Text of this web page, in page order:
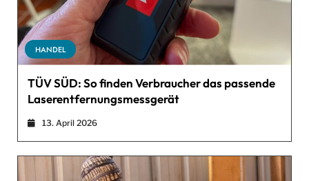
HANDEL
TÜV SÜD: So finden Verbraucher das passende
Laserentfernungsmessgerät
13. April 2026